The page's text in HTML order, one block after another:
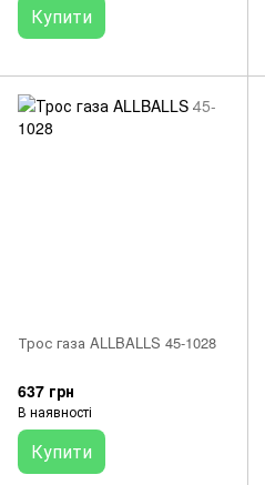
Купити
Трос газа ALLBALLS 45-1028
637 грн
В наявності
Купити